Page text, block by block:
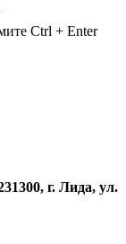
Ctrl + Enter
г. Лида, ул.